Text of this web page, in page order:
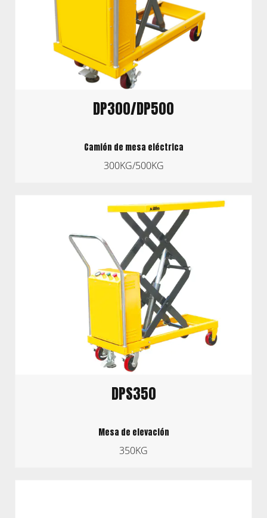
DP300/DP500
Camión de mesa eléctrica
300KG/500KG
DPS350
Mesa de elevación
350KG